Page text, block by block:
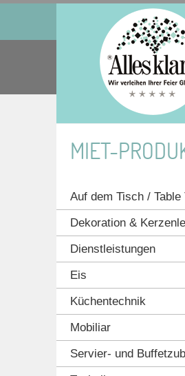
MIET-
Auf dem Tisch / Table
Dekoration &
Dienstleistungen
Eis
Küchentechnik
Mobiliar
Servier- und